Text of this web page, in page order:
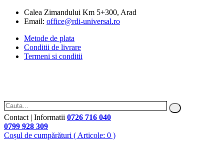
Calea Zimandului Km 5+300, Arad
Email: office@rdi-universal.ro
Metode de plata
Conditii de livrare
Termeni si conditii
Contact | Informatii 0726 716 040
0799 928 309
Coșul de cumpărături ( Articole: 0 )